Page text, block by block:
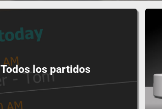
Todos los partidos